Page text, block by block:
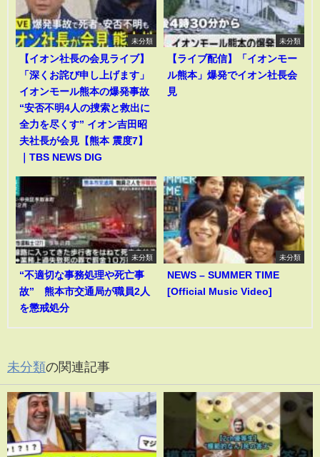
未分類
【イオン社長の会見ライブ】
「深くお詫び申し上げます」
イオンモール熊本の爆発事故
“安否不明4人の捜索と救出に
全力を尽くす” イオン吉田昭
夫社長が会見【熊本 震度7】
｜TBS NEWS DIG
未分類
【ライブ配信】「イオンモー
ル熊本」爆発でイオン社長会
見
未分類
“不適切な事務処理や死亡事
故” 熊本市交通局が職員2人
を懲戒処分
未分類
NEWS – SUMMER TIME
[Official Music Video]
未分類の関連記事